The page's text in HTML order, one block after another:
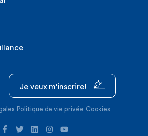
Je veux m'inscrire!
Politique de vie privée Cookies